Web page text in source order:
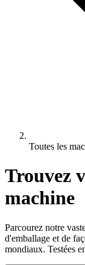
Toutes les
Trouvez
machine
Parcourez notre
d'emballage et de
mondiaux. Testées